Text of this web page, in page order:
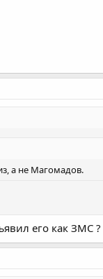
а не Магомадов.
его как ЗМС ?